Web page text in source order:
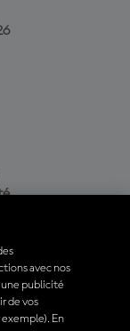
avec nos
une publicité
de vos
En